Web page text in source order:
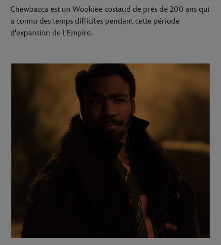
Chewbacca est un Wookiee costaud de près de 200 ans qui
a connu des temps difficiles pendant cette période
d'expansion de l'Empire.